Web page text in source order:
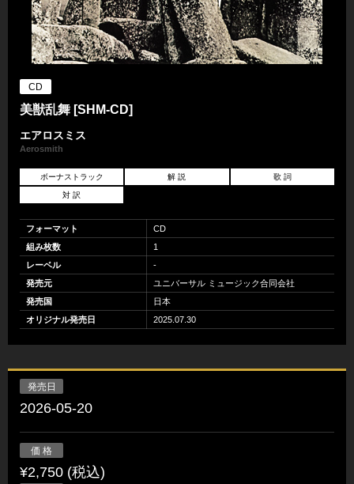
CD
美獣乱舞 [SHM-CD]
エアロスミス
Aerosmith
ボーナストラック 解 説 歌 詞
対 訳
フォーマット
CD
組み枚数
1
レーベル
-
発売元
ユニバーサル ミュージック合同会社
発売国
日本
オリジナル発売日
2025.07.30
発売日
2026-05-20
価 格
¥2,750 (税込)